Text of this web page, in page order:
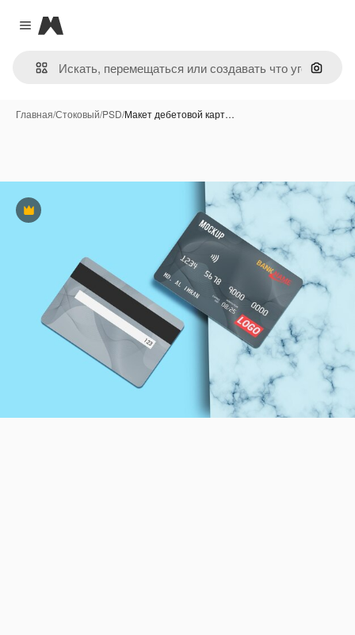
Close menu
Magnific
Поиск
Главная/Стоковый/PSD/Макет дебетовой карт…
Премиум